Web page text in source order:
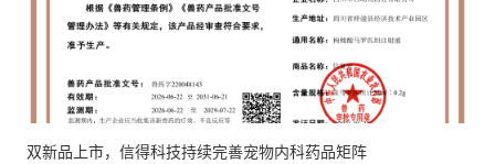
双新品上市，信得科技持续完善宠物内科药品矩阵